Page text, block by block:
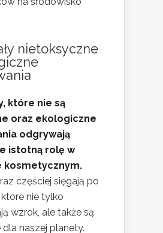
nietoksyczne
które nie są
oraz ekologiczne
odgrywają
istotną rolę w
kosmetycznym.
częściej sięgają po
nie tylko
wzrok, ale także są
naszej planety.